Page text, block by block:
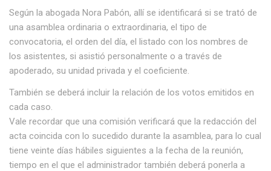
Según la abogada Nora Pabón, allí se identificará si se trató de
una asamblea ordinaria o extraordinaria, el tipo de
convocatoria, el orden del día, el listado con los nombres de
los asistentes, si asistió personalmente o a través de
apoderado, su unidad privada y el coeficiente.
También se deberá incluir la relación de los votos emitidos en
cada caso.
Vale recordar que una comisión verificará que la redacción del
acta coincida con lo sucedido durante la asamblea, para lo cual
tiene veinte días hábiles siguientes a la fecha de la reunión,
tiempo en el que el administrador también deberá ponerla a